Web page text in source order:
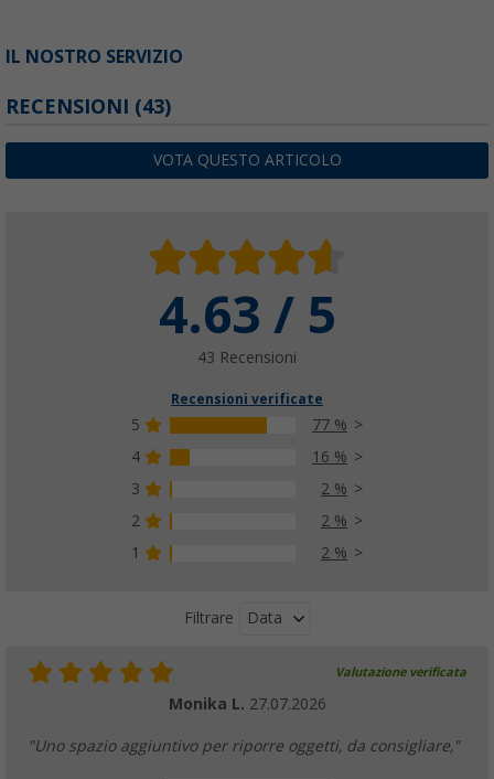
IL NOSTRO SERVIZIO
RECENSIONI (43)
VOTA QUESTO ARTICOLO
4.63 / 5
43 Recensioni
Recensioni verificate
5
77 %
4
16 %
3
2 %
2
2 %
1
2 %
Filtrare Data
Valutazione verificata
Monika L. 27.07.2026
"Uno spazio aggiuntivo per riporre oggetti, da consigliare,"